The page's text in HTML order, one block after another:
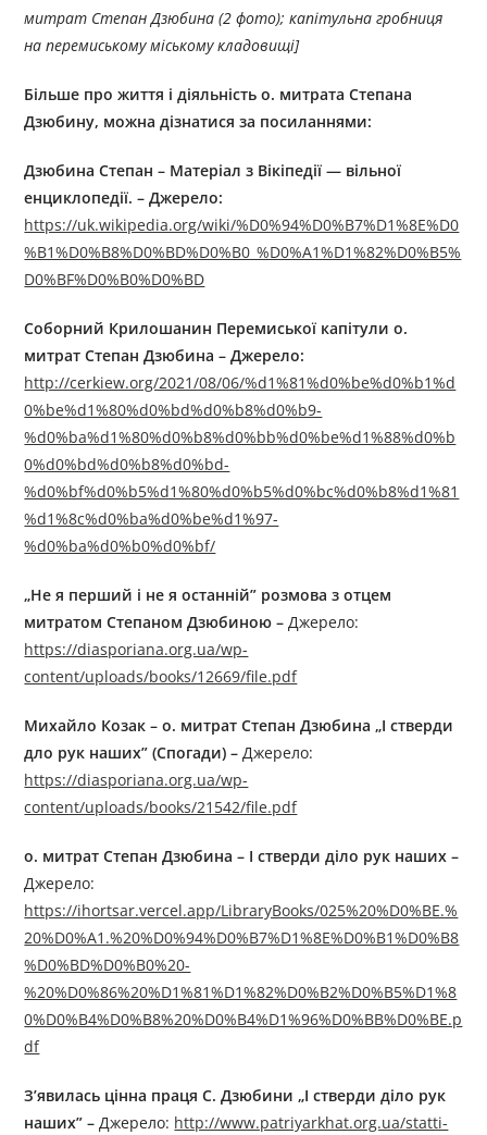
митрат Степан Дзюбина (2 фото); капітульна гробниця
на перемиському міському кладовищі]
Більше про життя і діяльністьо. митратаСтепана
Дзюбину, можна дізнатися за посиланнями:
Дзюбина Степан – Матеріал з Вікіпедії — вільної
енциклопедії. – Джерелo:
https://uk.wikipedia.org/wiki/%D0%94%D0%B7%D1%8E%D0
%B1%D0%B8%D0%BD%D0%B0_%D0%A1%D1%82%D0%B5%
D0%BF%D0%B0%D0%BD
Соборний Крилошанин Перемиської капітули о.
митрат Степан Дзюбина – Джерелo:
http://cerkiew.org/2021/08/06/%d1%81%d0%be%d0%b1%d
0%be%d1%80%d0%bd%d0%b8%d0%b9-
%d0%ba%d1%80%d0%b8%d0%bb%d0%be%d1%88%d0%b
0%d0%bd%d0%b8%d0%bd-
%d0%bf%d0%b5%d1%80%d0%b5%d0%bc%d0%b8%d1%81
%d1%8c%d0%ba%d0%be%d1%97-
%d0%ba%d0%b0%d0%bf/
„Не я перший і не я останній” розмова з отцем
митратом Степаном Дзюбиною –Джерелo:
https://diasporiana.org.ua/wp-
content/uploads/books/12669/file.pdf
Михайло Козак – о. митрат Степан Дзюбина „I стверди
дло рук наших” (Спогади) –Джерелo:
https://diasporiana.org.ua/wp-
content/uploads/books/21542/file.pdf
о. митрат Степан Дзюбина – І стверди діло рук наших –
Джерелo:
https://ihortsar.vercel.app/LibraryBooks/025%20%D0%BE.%
20%D0%A1.%20%D0%94%D0%B7%D1%8E%D0%B1%D0%B8
%D0%BD%D0%B0%20-
%20%D0%86%20%D1%81%D1%82%D0%B2%D0%B5%D1%8
0%D0%B4%D0%B8%20%D0%B4%D1%96%D0%BB%D0%BE.p
df
З’явилась цінна праця С. Дзюбини „І стверди діло рук
наших” –Джерелo: http://www.patriyarkhat.org.ua/statti-